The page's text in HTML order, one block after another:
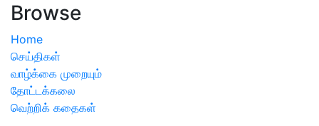
Browse
Home
செய்திகள்
வாழ்க்கை முறையும்
தோட்டக்கலை
வெற்றிக் கதைகள்